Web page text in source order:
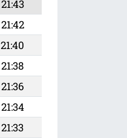
21:43
21:42
21:40
21:38
21:36
21:34
21:33